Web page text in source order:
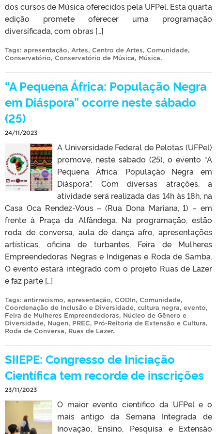
dos cursos de Música oferecidos pela UFPel. Esta quarta
edição promete oferecer uma programação
diversificada, com obras […]
Tags: apresentação, Artes, Centro de Artes, Comunidade,
Conservatório, Conservatório de Música, Música.
“A Pequena África: População Negra
em Diáspora” ocorre neste sábado
(25)
24/11/2023
A Universidade Federal de Pelotas (UFPel)
promove, neste sábado (25), o evento “A
Pequena África: População Negra em
Diáspora”. Com diversas atrações, a
atividade será realizada das 14h às 18h, na
Casa Oca Rendez-Vous – (Rua Dona Mariana, 1) – em
frente à Praça da Alfândega. Na programação, estão
roda de conversa, aula de dança afro, apresentações
artísticas, oficina de turbantes, Feira de Mulheres
Empreendedoras Negras e Indígenas e Roda de Samba.
O evento estará integrado com o projeto Ruas de Lazer
e faz parte […]
Tags: antirracismo, apresentação, CODIn, Comunidade,
Coordenação de Inclusão e Diversidade, cultura negra, evento,
Feira de Mulheres Empreendedoras, Núcleo de Gênero e
Diversidade, Nugen, PREC, Pró-Reitoria de Extensão e Cultura,
Roda de Conversa, Ruas de Lazer.
SIIEPE: Congresso de Iniciação
Científica tem recorde de inscrições
23/11/2023
O maior evento científico da UFPel e o
mais antigo da Semana Integrada de
Inovação, Ensino, Pesquisa e Extensão